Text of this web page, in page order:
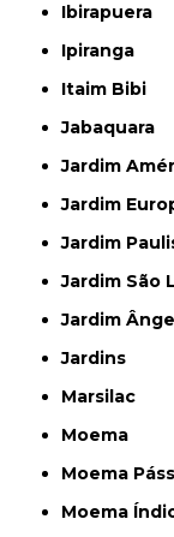
Ibirapuera
Ipiranga
Itaim Bibi
Jabaquara
Jardim
Jardim
Jardim
Jardim São
Jardim
Jardins
Marsilac
Moema
Moema
Moema